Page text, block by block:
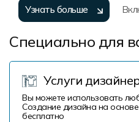
Узнать больше
Специально для
Услуги
Вы можете использовать
Создание дизайна на
бесплатно